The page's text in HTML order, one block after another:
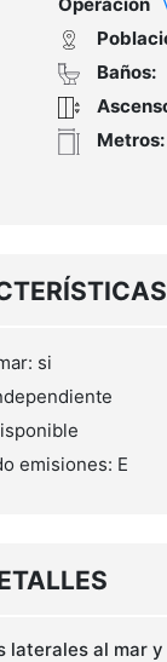
Baños:
Metros:
si
emisiones: E
laterales al mar